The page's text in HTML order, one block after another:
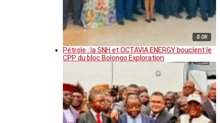
© DR
Pétrole : la SNH et OCTAVIA ENERGY bouclent le
CPP du bloc Bolongo Exploration